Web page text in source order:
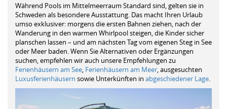
Während Pools im Mittelmeerraum Standard sind, gelten sie in
Schweden als besondere Ausstattung. Das macht Ihren Urlaub
umso exklusiver: morgens die ersten Bahnen ziehen, nach der
Wanderung in den warmen Whirlpool steigen, die Kinder sicher
planschen lassen – und am nächsten Tag vom eigenen Steg in See
oder Meer baden. Wenn Sie Alternativen oder Ergänzungen
suchen, empfehlen wir auch unsere Empfehlungen zu
Ferienhäusern am See, Ferienhäusern am Meer, ausgesuchten
Luxusferienhäusern sowie Unterkünften in abgeschiedener Lage.